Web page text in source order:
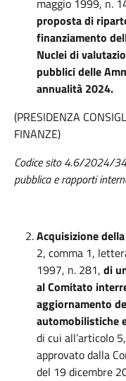
maggio 1999, n.
proposta di
finanziamento
Nuclei di
pubblici delle
annualità 2024.
(PRESIDENZA
FINANZE)
Codice sito 4.6/2024/
pubblica e rapporti
Acquisizione
2, comma 1,
1997, n. 281, di
al Comitato
aggiornamento
automobilistiche
di cui all’articolo
approvato dalla
del 19 dicembre